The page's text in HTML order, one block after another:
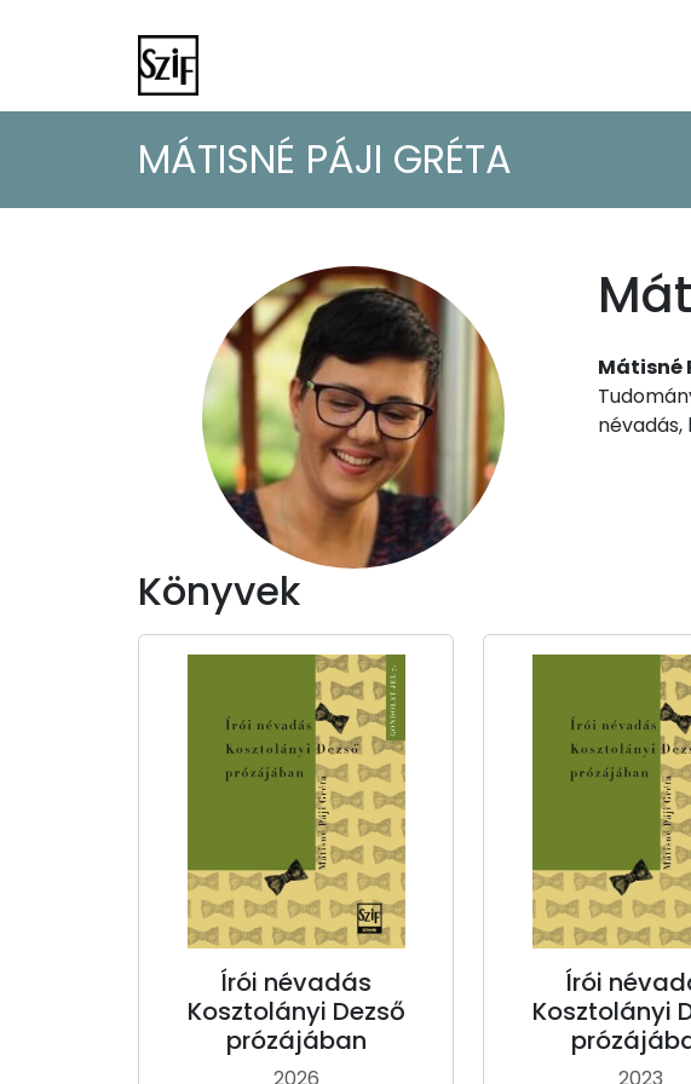
MÁTISNÉ PÁJI GRÉTA
Mátisné
Könyvek
Írói névadás
Kosztolányi Dezső
prózájában
2026
Írói
Kosztolányi
2023